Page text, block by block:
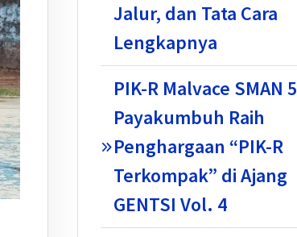
Jalur, dan Tata Cara
Lengkapnya
PIK-R Malvace SMAN 5
Payakumbuh Raih
Penghargaan “PIK-R
Terkompak” di Ajang
GENTSI Vol. 4